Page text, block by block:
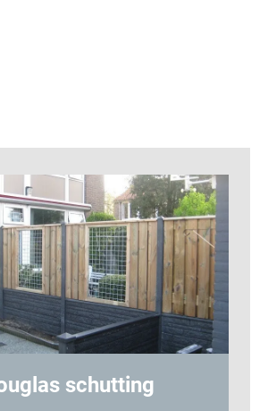
Hout-